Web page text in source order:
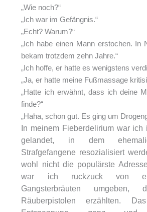
„Wie noch?“
„Ich war im Gefängnis.“
„Echt? Warum?“
„Ich habe einen Mann erstochen. In
bekam trotzdem zehn Jahre.“
„Ich hoffe, er hatte es wenigstens
„Ja, er hatte meine Fußmassage
„Hatte ich erwähnt, dass ich deine
finde?“
„Haha, schon gut. Es ging um
In meinem Fieberdelirium war
gelandet, in dem
Strafgefangene resozialisiert
wohl nicht die populärste
war ich ruckzuck von
Gangsterbräuten
Räuberpistolen erzählten.